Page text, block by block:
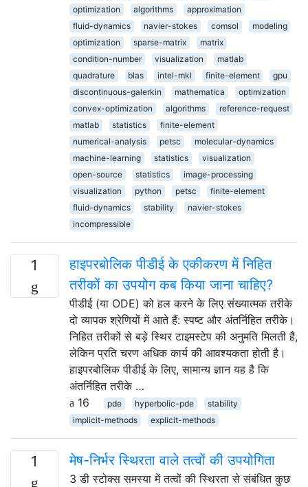
optimization
algorithms
approximation
fluid-dynamics
navier-stokes comsol
modeling
optimization
sparse-matrix
matrix
condition-number
visualization
matlab
quadrature
blas intel-mkl finite-element
gpu
discontinuous-galerkin
mathematica
optimization
convex-optimization
algorithms
reference-request
matlab
statistics
finite-element
numerical-analysis
petsc
molecular-dynamics
machine-learning
statistics
visualization
open-source
statistics
image-processing
visualization
python petsc
finite-element
fluid-dynamics
stability
navier-stokes
incompressible
1
हाइपरबोलिक पीडीई के एकीकरण में निहित
तरीकों का उपयोग कब किया जाना चाहिए?
पीडीई (या ODE) को हल करने के लिए संख्यात्मक तरीके
दो व्यापक श्रेणियों में आते हैं: स्पष्ट और अंतर्निहित तरीके।
निहित तरीकों से बड़े स्थिर टाइमस्टेप की अनुमति मिलती है,
लेकिन प्रति चरण अधिक कार्य की आवश्यकता होती है।
हाइपरबोलिक पीडीई के लिए, सामान्य ज्ञान यह है कि
अंतर्निहित तरीके …
16
pde hyperbolic-pde
stability
implicit-methods
explicit-methods
1 मेष-निर्भर स्थिरता वाले तत्वों की उपयोगिता
3 डी स्टोक्स समस्या में तत्वों की स्थिरता से संबंधित कुछ